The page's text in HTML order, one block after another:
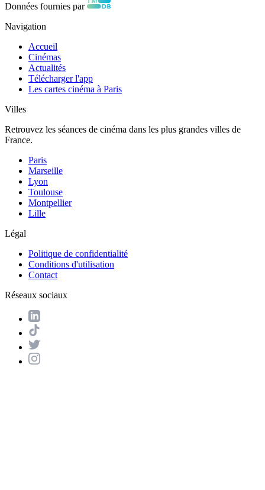
Données fournies par
Navigation
Accueil
Cinémas
Actualités
Télécharger l'app
Les cartes cinéma à Paris
Villes
Retrouvez les séances de cinéma dans les plus grandes villes de
France.
Paris
Marseille
Lyon
Toulouse
Montpellier
Lille
Légal
Politique de confidentialité
Conditions d'utilisation
Contact
Réseaux sociaux